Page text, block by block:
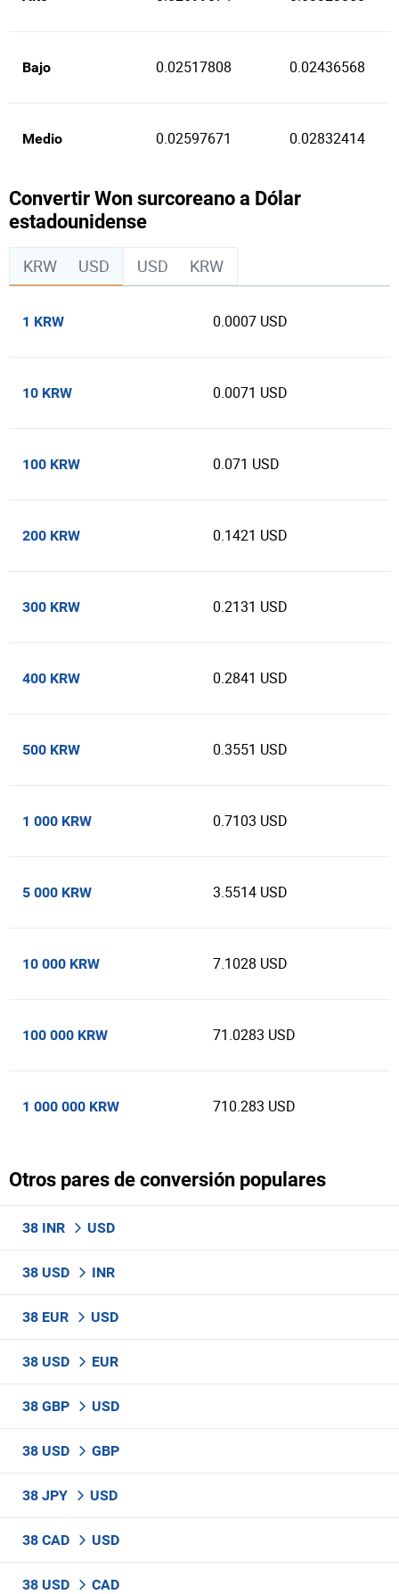
Bajo 0.02517808 0.02436568
Medio 0.02597671 0.02832414
Convertir Won surcoreano a Dólar
estadounidense
KRW USD USD KRW
1 KRW 0.0007 USD
10 KRW 0.0071 USD
100 KRW 0.071 USD
200 KRW 0.1421 USD
300 KRW 0.2131 USD
400 KRW 0.2841 USD
500 KRW 0.3551 USD
1 000 KRW 0.7103 USD
5 000 KRW 3.5514 USD
10 000 KRW 7.1028 USD
100 000 KRW 71.0283 USD
1 000 000 KRW 710.283 USD
Otros pares de conversión populares
38 INR USD
38 USD INR
38 EUR USD
38 USD EUR
38 GBP USD
38 USD GBP
38 JPY USD
38 CAD USD
38 USD CAD